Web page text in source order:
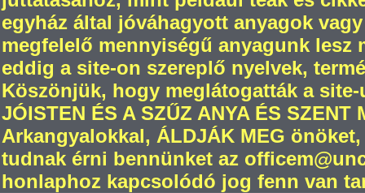
egyház által jóváhagyott anyagok
megfelelő mennyiségű anyagunk lesz
eddig a site-on szereplő nyelvek,
Köszönjük, hogy meglátogatták a
JÓISTEN ÉS A SZŰZ ANYA ÉS
Arkangyalokkal, ÁLDJÁK MEG
tudnak érni bennünket az
honlaphoz kapcsolódó jog fenn van